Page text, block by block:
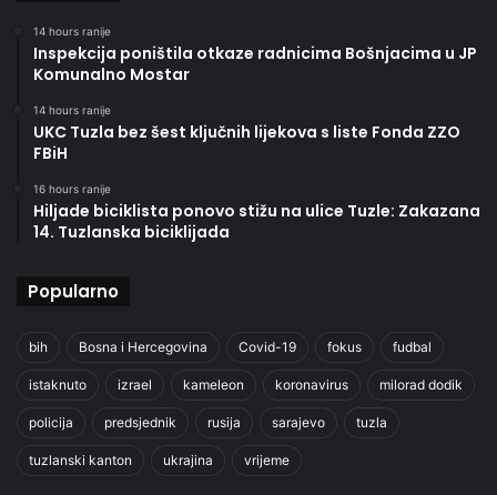
14 hours ranije
Inspekcija poništila otkaze radnicima Bošnjacima u JP
Komunalno Mostar
14 hours ranije
UKC Tuzla bez šest ključnih lijekova s liste Fonda ZZO
FBiH
16 hours ranije
Hiljade biciklista ponovo stižu na ulice Tuzle: Zakazana
14. Tuzlanska biciklijada
Popularno
bih Bosna i Hercegovina Covid-19 fokus fudbal
istaknuto izrael kameleon koronavirus milorad dodik
policija predsjednik rusija sarajevo tuzla
tuzlanski kanton ukrajina vrijeme